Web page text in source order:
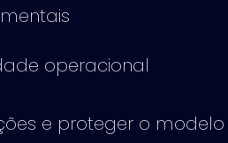
operacional
e proteger o